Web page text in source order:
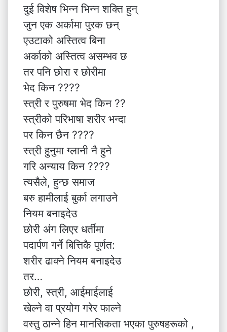
दुई विशेष भिन्न भिन्न शक्ति हुन्
जुन एक अर्कामा पुरक छन्
एउटाको अस्तित्व बिना
अर्काको अस्तित्व असम्भव छ
तर पनि छोरा र छोरीमा
भेद किन ????
स्त्री र पुरुषमा भेद किन ??
स्त्रीको परिभाषा शरीर भन्दा
पर किन छैन ????
स्त्री हुनुमा ग्लानी नै हुने
गरि अन्याय किन ????
त्यसैले, हुन्छ समाज
बरु हामीलाई बुर्का लगाउने
नियम बनाइदेउ
छोरी अंग लिएर धर्तीमा
पदार्पण गर्ने बित्तिकै पूर्णत:
शरीर ढाक्ने नियम बनाइदेउ
तर…
छोरी, स्त्री, आईमाईलाई
खेल्ने वा प्रयोग गरेर फाल्ने
वस्तु ठान्ने हिन मानसिकता भएका पुरुषहरूको ,